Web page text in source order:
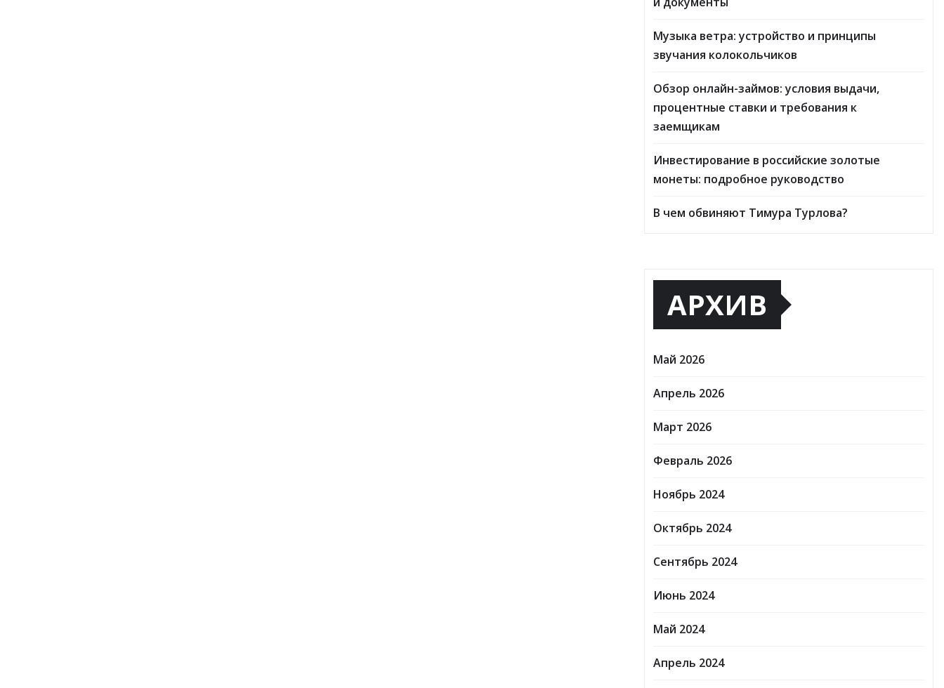
Музыка ветра: устройство и принципы
звучания колокольчиков
Обзор онлайн-займов: условия выдачи,
процентные ставки и требования к
заемщикам
Инвестирование в российские золотые
монеты: подробное руководство
В чем обвиняют Тимура Турлова?
АРХИВ
Май 2026
Апрель 2026
Март 2026
Февраль 2026
Ноябрь 2024
Октябрь 2024
Сентябрь 2024
Июнь 2024
Май 2024
Апрель 2024